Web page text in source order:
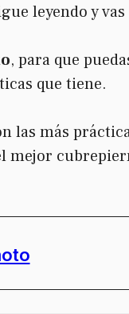
leyendo y
, para que
que tiene.
las más
mejor